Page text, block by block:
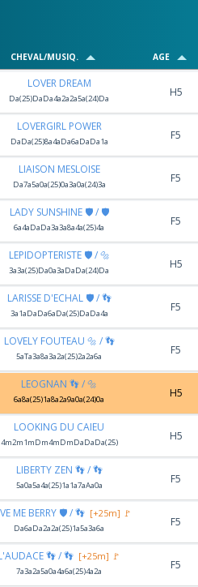
CHEVAL/MUSIQ. AGE
LOVER DREAM
Da(25)DaDa4a2a2a5a(24)Da H5
LOVERGIRL POWER
DaDa(25)8a4aDa6aDaDa1a F5
LIAISON MESLOISE
Da7a5a0a(25)0a3a0a(24)3a F5
LADY SUNSHINE 🛡️ / 🛡️
6a4aDaDa3a3a8a4a(25)4a F5
LEPIDOPTERISTE 🛡️ / 🔩
3a3a(25)Da0a3aDaDa(24)Da H5
LARISSE D'ECHAL 🛡️ / 👣
3a1aDaDa6aDa(25)DaDa4a F5
LOVELY FOUTEAU 🔩 / 👣
5aTa3a8a3a2a(25)2a2a6a F5
LEOGNAN 👣 / 🔩
6a8a(25)1a8a2a9a0a(24)0a H5
LOOKING DU CAIEU
4m2m1mDm4mDmDaDaDa(25) H5
LIBERTY ZEN 👣 / 👣
5a0a5a4a(25)1a1a7aAa0a F5
ME BERRY 🛡️ / 👣 [+25m] 🚩
Da6aDa2a2a(25)1a5a3a6a F5
👣 / 👣 [+25m] 🚩
7a3a2a5a0a4a6a(25)4a2a F5